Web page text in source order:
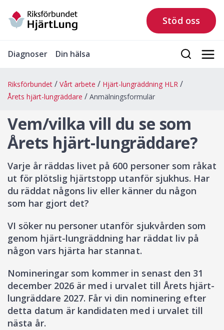
Stöd oss
Diagnoser Din hälsa
Riksförbundet Vårt arbete
Hjärt-lungräddning HLR
Årets hjärt-lungräddare
Anmälningsformulär
Vem/vilka vill du se som
Årets hjärt-lungräddare?
Varje år räddas livet på 600 personer som råkat
ut för plötslig hjärtstopp utanför sjukhus. Har
du räddat någons liv eller känner du någon
som har gjort det?
VI söker nu personer utanför sjukvården som
genom hjärt-lungräddning har räddat liv på
någon vars hjärta har stannat.
Nomineringar som kommer in senast den 31
december 2026 är med i urvalet till Årets hjärt-
lungräddare 2027. Får vi din nominering efter
detta datum är kandidaten med i urvalet till
nästa år.